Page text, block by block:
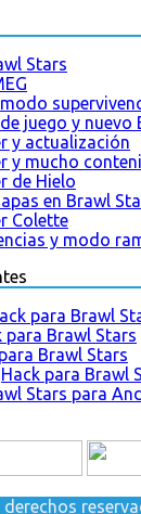
Stars
juego y nuevo
y actualización
y mucho
de Hielo
en Brawl
Colette
y modo
para Brawl
para Brawl Stars
Brawl Stars
Hack para Brawl
Stars para